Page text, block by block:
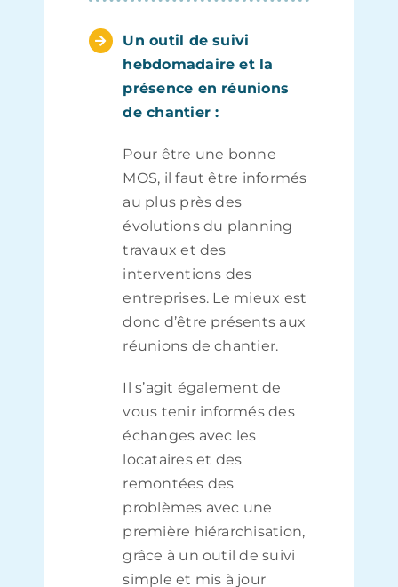
Un outil de suivi
hebdomadaire et la
présence en réunions
de chantier :
Pour être une bonne
MOS, il faut être informés
au plus près des
évolutions du planning
travaux et des
interventions des
entreprises. Le mieux est
donc d’être présents aux
réunions de chantier.
Il s’agit également de
vous tenir informés des
échanges avec les
locataires et des
remontées des
problèmes avec une
première hiérarchisation,
grâce à un outil de suivi
simple et mis à jour